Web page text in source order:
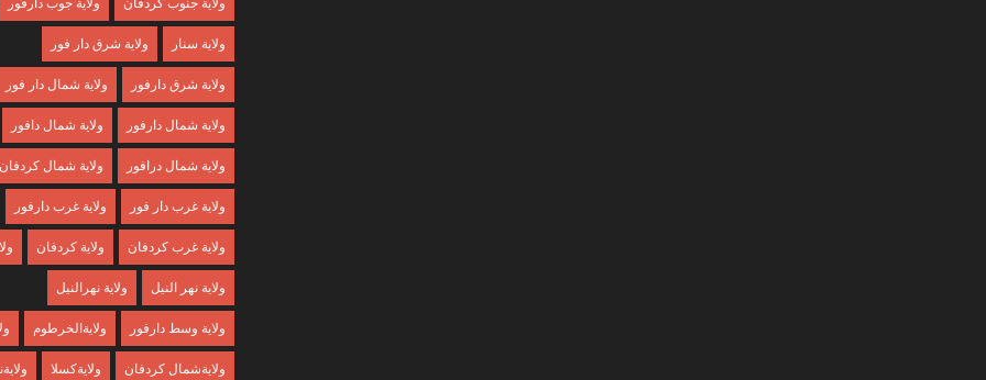
ولاية جنوب كردفان ولاية جوب دارفور
ولاية سنار ولاية شرق دار فور
ولاية شرق دارفور ولاية شمال دار فور
ولاية شمال دارفور ولاية شمال دافور
ولاية شمال درافور ولاية شمال كردفان
ولاية غرب دار فور ولاية غرب دارفور
ولاية غرب كردفان ولاية كردفان
ولاية نهر النيل ولاية نهرالنيل
ولاية وسط دارفور ولايةالخرطوم
ولايةشمال كردفان ولايةكسلا